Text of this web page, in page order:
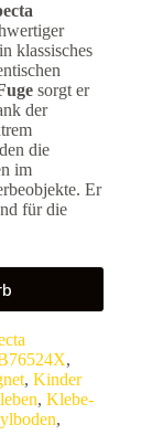
klassisches
sorgt er
der
die
im
Er
für die
,
, Kinder
, Klebe-
,